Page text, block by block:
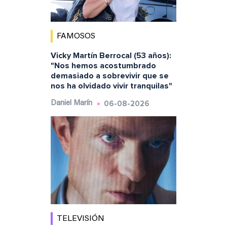
FAMOSOS
Vicky Martín Berrocal (53 años):
"Nos hemos acostumbrado
demasiado a sobrevivir que se
nos ha olvidado vivir tranquilas"
Daniel Marín 06-08-2026
TELEVISIÓN